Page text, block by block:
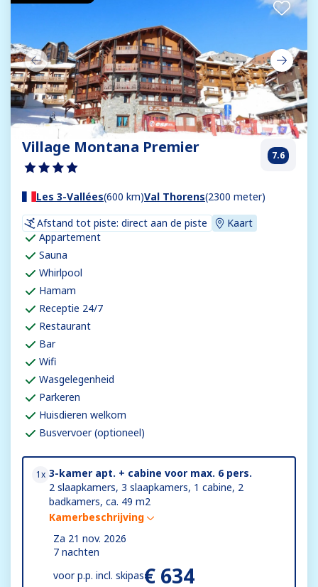
7.6
Village Montana Premier
Les 3-Vallées(600 km)Val Thorens(2300 meter)
Afstand tot piste: direct aan de piste
Kaart
Appartement
Sauna
Whirlpool
Hamam
Receptie 24/7
Restaurant
Bar
Wifi
Wasgelegenheid
Parkeren
Huisdieren welkom
Busvervoer (optioneel)
1x 3-kamer apt. + cabine voor max. 6 pers.
2 slaapkamers, 3 slaapkamers, 1 cabine, 2
badkamers, ca. 49 m2
Kamerbeschrijving
Za 21 nov. 2026
7 nachten
voorp.p. incl. skipas€ 634